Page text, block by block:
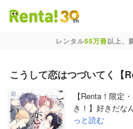
レンタル55万冊以上、
こうして恋はつづいてく【
【Renta！限定
き！】好きだな
っと読む